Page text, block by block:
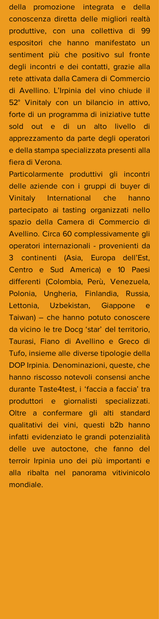
della promozione integrata e della
conoscenza diretta delle migliori realtà
produttive, con una collettiva di 99
espositori che hanno manifestato un
sentiment più che positivo sul fronte
degli incontri e dei contatti, grazie alla
rete attivata dalla Camera di Commercio
di Avellino. L’Irpinia del vino chiude il
52° Vinitaly con un bilancio in attivo,
forte di un programma di iniziative tutte
sold out e di un alto livello di
apprezzamento da parte degli operatori
e della stampa specializzata presenti alla
fiera di Verona.
Particolarmente produttivi gli incontri
delle aziende con i gruppi di buyer di
Vinitaly International che hanno
partecipato ai tasting organizzati nello
spazio della Camera di Commercio di
Avellino. Circa 60 complessivamente gli
operatori internazionali - provenienti da
3 continenti (Asia, Europa dell’Est,
Centro e Sud America) e 10 Paesi
differenti (Colombia, Perù, Venezuela,
Polonia, Ungheria, Finlandia, Russia,
Lettonia, Uzbekistan, Giappone e
Taiwan) – che hanno potuto conoscere
da vicino le tre Docg ‘star’ del territorio,
Taurasi, Fiano di Avellino e Greco di
Tufo, insieme alle diverse tipologie della
DOP Irpinia. Denominazioni, queste, che
hanno riscosso notevoli consensi anche
durante Taste4test, i ‘faccia a faccia’ tra
produttori e giornalisti specializzati.
Oltre a confermare gli alti standard
qualitativi dei vini, questi b2b hanno
infatti evidenziato le grandi potenzialità
delle uve autoctone, che fanno del
terroir Irpinia uno dei più importanti e
alla ribalta nel panorama vitivinicolo
mondiale.